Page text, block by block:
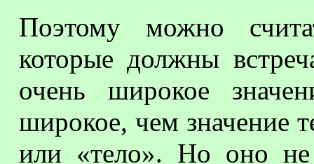
Поэтому можно
которые должны
очень широкое
широкое, чем значение
или «тело». Но оно не